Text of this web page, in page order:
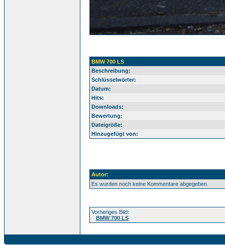
BMW 700 LS
Beschreibung:
Schlüsselwörter:
Datum:
Hits:
Downloads:
Bewertung:
Dateigröße:
Hinzugefügt von:
Autor:
Es wurden noch keine Kommentare abgegeben.
Vorheriges Bild:
BMW 700 LS